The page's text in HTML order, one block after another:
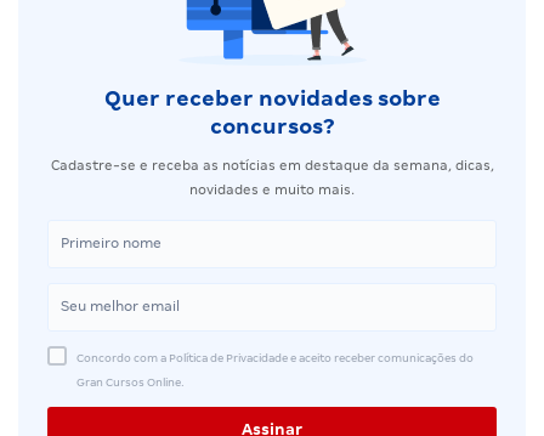
Quer receber novidades sobre
concursos?
Cadastre-se e receba as notícias em destaque da semana, dicas,
novidades e muito mais.
Concordo com a Política de Privacidade e aceito receber comunicações do
Gran Cursos Online.